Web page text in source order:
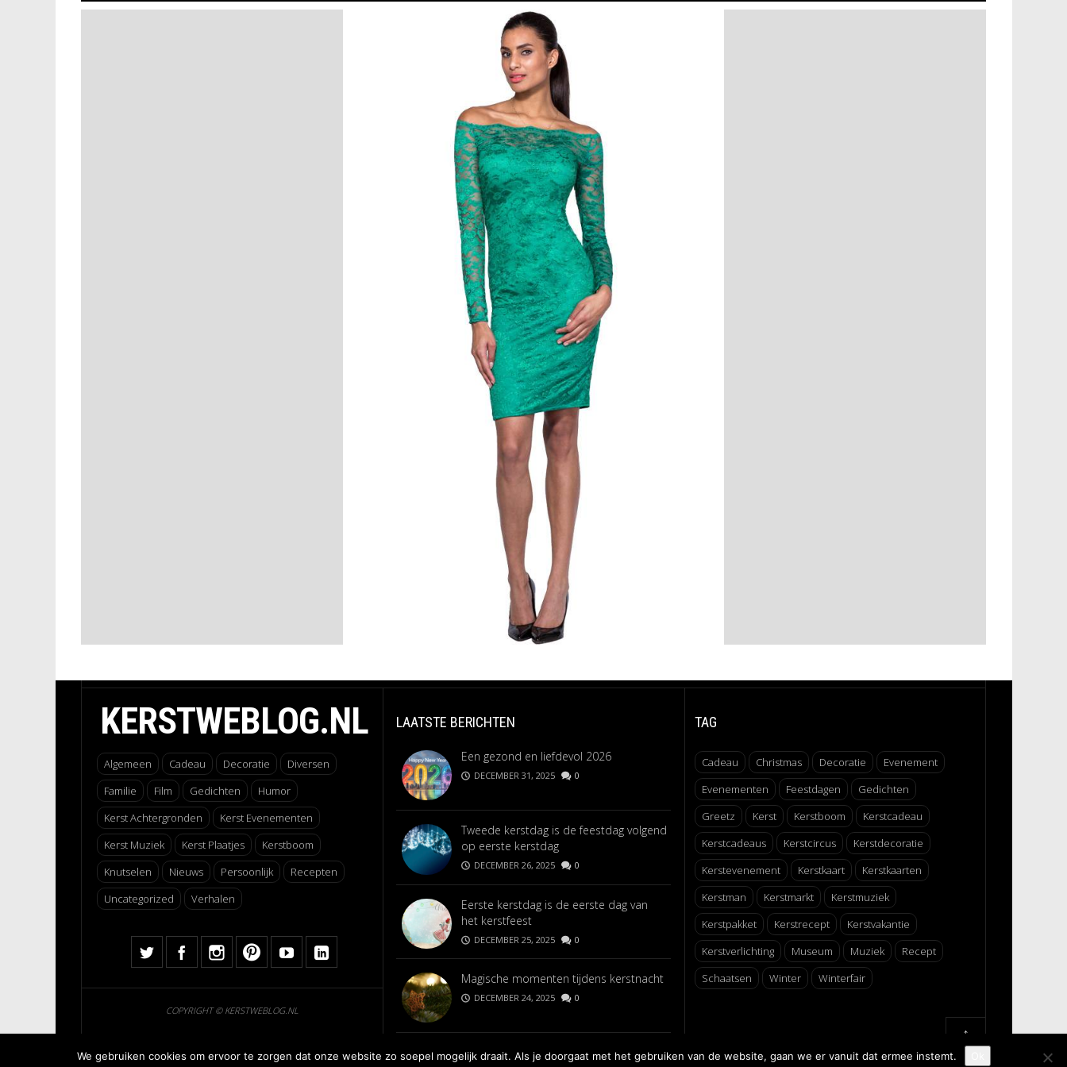
KERSTWEBLOG.NL
Algemeen Cadeau Decoratie
Diversen
Familie
Film Gedichten
Humor
Kerst Achtergronden
Kerst Evenementen
Kerst Muziek
Kerst Plaatjes
Kerstboom
Knutselen
Nieuws Persoonlijk
Recepten
Uncategorized
Verhalen
COPYRIGHT © KERSTWEBLOG.NL
LAATSTE BERICHTEN
Een gezond en liefdevol 2026
DECEMBER 31, 2025 0
Tweede kerstdag is de feestdag volgend
op eerste kerstdag
DECEMBER 26, 2025 0
Eerste kerstdag is de eerste dag van
het kerstfeest
DECEMBER 25, 2025 0
Magische momenten tijdens kerstnacht
DECEMBER 24, 2025 0
TAG
Cadeau Christmas Decoratie
Evenement
Evenementen
Feestdagen
Gedichten
Greetz
Kerst Kerstboom
Kerstcadeau
Kerstcadeaus
Kerstcircus
Kerstdecoratie
Kerstevenement
Kerstkaart
Kerstkaarten
Kerstman
Kerstmarkt
Kerstmuziek
Kerstpakket
Kerstrecept
Kerstvakantie
Kerstverlichting
Museum Muziek
Recept
Schaatsen
Winter Winterfair
↑
We gebruiken cookies om ervoor te zorgen dat onze website zo soepel mogelijk draait. Als je doorgaat met het gebruiken van de website, gaan we er vanuit dat ermee instemt.